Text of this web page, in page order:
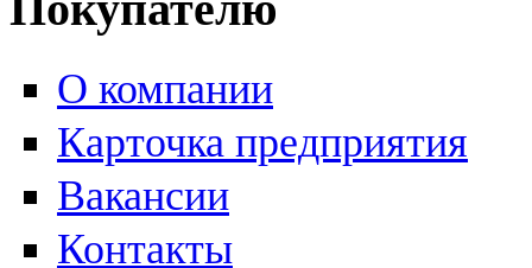
О компании
Карточка предприятия
Вакансии
Контакты